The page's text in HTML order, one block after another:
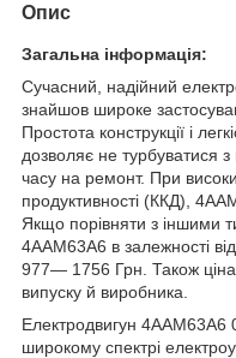
Опис
Загальна інформація:
Сучасний, надійний
знайшов широке
Простота конструкції і
дозволяє не турбуватися
часу на ремонт. При
продуктивності (ККД),
Якщо порівняти з іншими
4ААМ63А6 в залежності
977― 1756 Грн. Також
випуску й виробника.
Електродвигун 4ААМ63А6
широкому спектрі